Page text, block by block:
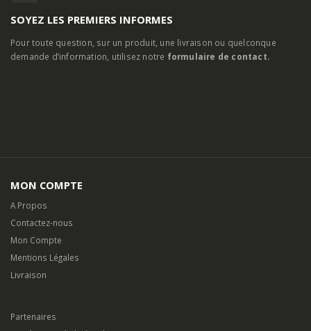
SOYEZ LES PREMIERS INFORMES
Pour toute question, sur un produit, une livraison ou quelconque
demande d’information, utilisez notre formulaire de contact.
MON COMPTE
A Propos
Contactez-nous
Mon Compte
Mentions Légales
Livraison
Partenaires